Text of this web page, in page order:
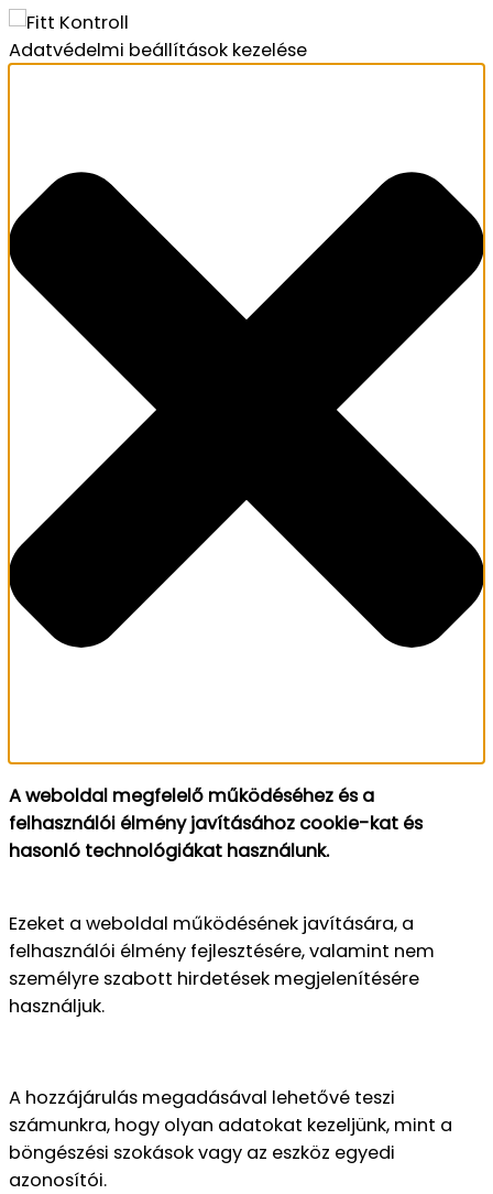
Adatvédelmi beállítások kezelése
A weboldal megfelelő működéséhez és a
felhasználói élmény javításához cookie-kat és
hasonló technológiákat használunk.
Ezeket a weboldal működésének javítására, a
felhasználói élmény fejlesztésére, valamint nem
személyre szabott hirdetések megjelenítésére
használjuk.
A hozzájárulás megadásával lehetővé teszi
számunkra, hogy olyan adatokat kezeljünk, mint a
böngészési szokások vagy az eszköz egyedi
azonosítói.